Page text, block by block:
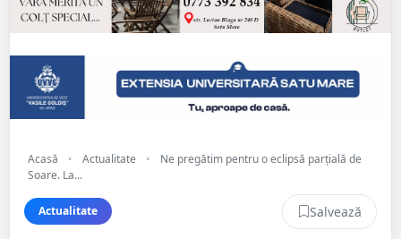
Acasă • Actualitate •
Ne pregătim pentru o eclipsă parțială de
Soare. La...
Actualitate Salvează